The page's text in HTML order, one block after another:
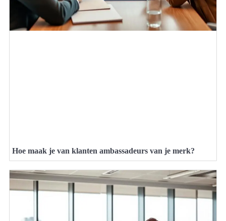
Hoe maak je van klanten ambassadeurs van je merk?